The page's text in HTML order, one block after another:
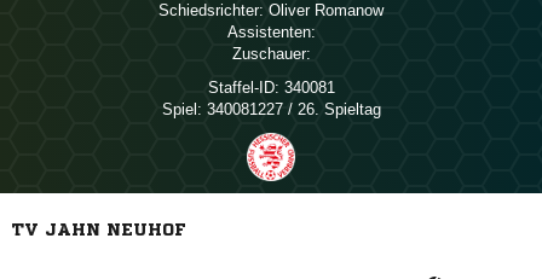
Schiedsrichter:  
Assistenten:
Zuschauer:
Staffel-ID: 340081
Spiel: 340081227 / 26. Spieltag
TV JAHN NEUHOF